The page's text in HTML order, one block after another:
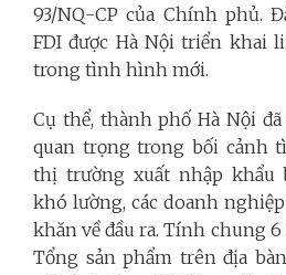
93/NQ-CP của Chính phủ.
FDI được Hà Nội triển khai
trong tình hình mới.
Cụ thể, thành phố Hà Nội đã
quan trọng trong bối cảnh
thị trường xuất nhập khẩu
khó lường, các doanh
khăn về đầu ra. Tính chung 6
Tổng sản phẩm trên địa